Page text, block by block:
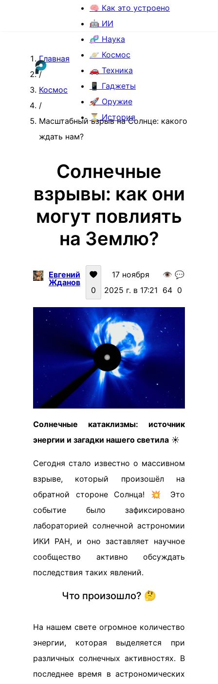
🧠 Как это устроено
🤖 ИИ
🧬 Наука
🪐 Космос
🚗 Техника
📱 Гаджеты
🚀 Оружие
⏳ История
Главная
/
Космос
/
Масштабный взрыв на Солнце: какого
ждать нам?
Солнечные
взрывы: как они
могут повлиять
на Землю?
Евгений
Жданов
0
17 ноября
2025 г. в 17:21
👁️
64
💬
0
Солнечные катаклизмы: источник
энергии и загадки нашего светила ☀️
Сегодня стало известно о массивном
взрыве, который произошёл на
обратной стороне Солнца! 💥 Это
событие было зафиксировано
лабораторией солнечной астрономии
ИКИ РАН, и оно заставляет научное
сообщество активно обсуждать
последствия таких явлений.
Что произошло? 🤔
На нашем свете огромное количество
энергии, которая выделяется при
различных солнечных активностях. В
последнее время в астрономических